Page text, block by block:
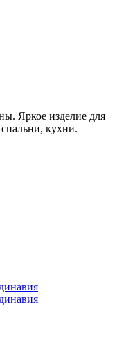
Яркое изделие для
кухни.